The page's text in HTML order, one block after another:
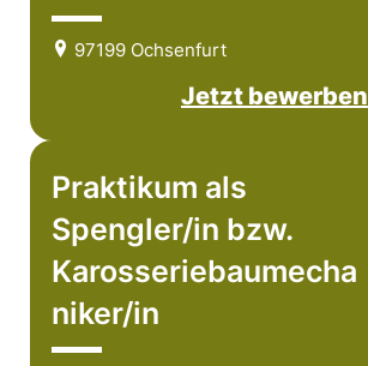
97199 Ochsenfurt
Jetzt bewerben
Praktikum als
Spengler/in bzw.
Karosseriebaumecha
niker/in